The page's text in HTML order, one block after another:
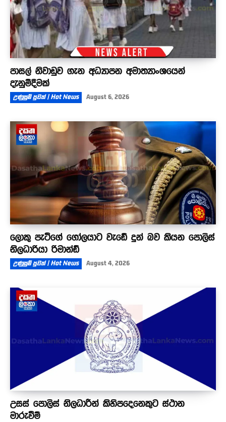
පාසල් නිවාඩුව ගැන අධ්‍යාපන අමාත්‍යාංශයෙන්
දැනුම්දීමක්
උණුසුම් පුවත් | Hot News August 6, 2026
ලොකු පැටීගේ ගෝලයාට වැඩේ දුන් බව කියන පොලිස්
නිලධාරියා රිමාන්ඩ්
උණුසුම් පුවත් | Hot News August 4, 2026
උසස් පොලිස් නිලධාරීන් කිහිපදෙනෙකුට ස්ථාන
මාරුවීම්